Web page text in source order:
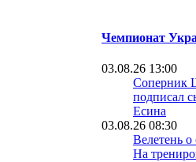
Чемпионат
03.08.26 13:00
Соперник
подписал
Есина
03.08.26 08:30
Велетень о
На